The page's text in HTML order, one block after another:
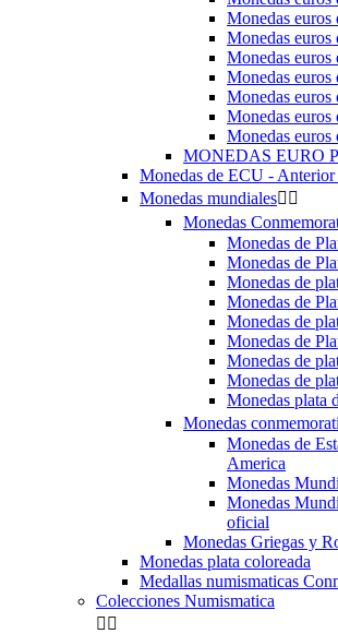
Monedas
Monedas euros
Monedas euros
Monedas euros
Monedas euros
Monedas
Monedas euros
MONEDAS EURO
Monedas de ECU -
Monedas mundiales 
Monedas
Monedas de
Monedas de
Monedas de
Monedas de
Monedas de
Monedas de
Monedas de
Monedas de
Monedas plata
Monedas
Monedas de
America
Monedas
Monedas
oficial
Monedas Griegas y
Monedas plata coloreada
Medallas numismaticas
Colecciones Numismatica
 